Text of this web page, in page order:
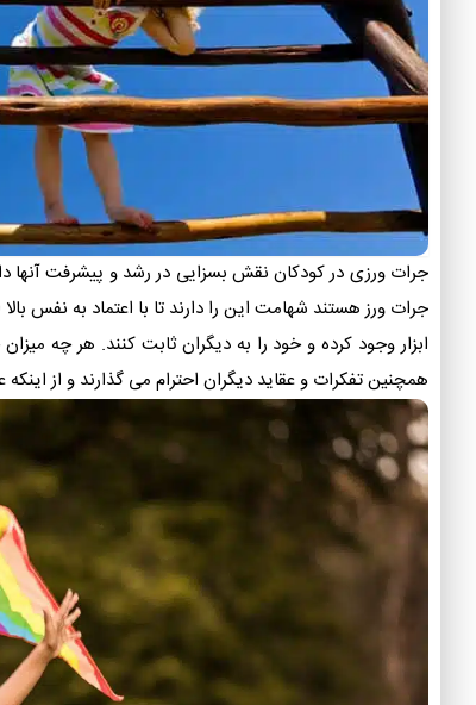
جرات ورزی در کودکان نقش بسزایی در رشد و پیشرفت آنها
جرات ورز هستند شهامت این را دارند تا با اعتماد به نفس
ابزار وجود کرده و خود را به دیگران ثابت کنند. هر چه
همچنین تفکرات و عقاید دیگران احترام می گذارند و از